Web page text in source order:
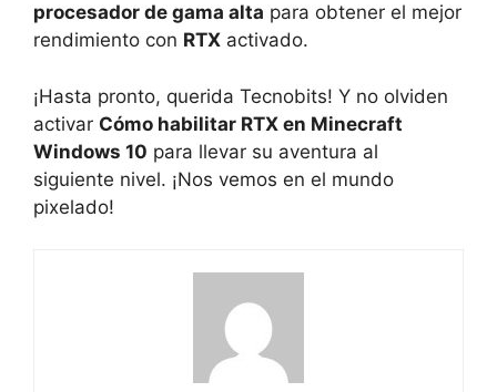
procesador de ⁤gama⁤ alta para obtener el⁣ mejor
rendimiento con ‌ RTX activado.
¡Hasta pronto, querida ‌Tecnobits! ⁤Y​ no olviden
activar Cómo ⁣habilitar⁣ RTX en Minecraft⁣
Windows​ 10 para llevar su aventura al
siguiente⁢ nivel. ¡Nos vemos en ‌el mundo⁢
pixelado!